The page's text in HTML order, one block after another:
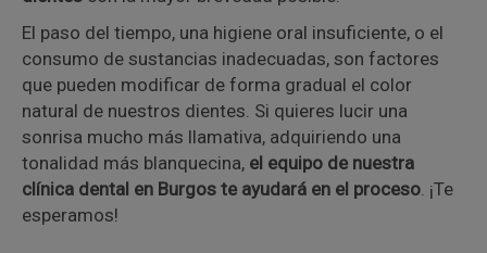
El paso del tiempo, una higiene oral insuficiente, o el
consumo de sustancias inadecuadas, son factores
que pueden modificar de forma gradual el color
natural de nuestros dientes. Si quieres lucir una
sonrisa mucho más llamativa, adquiriendo una
tonalidad más blanquecina, el equipo de nuestra
clínica dental en Burgos te ayudará en el proceso. ¡Te
esperamos!